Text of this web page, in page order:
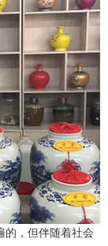
的，但伴随着社会